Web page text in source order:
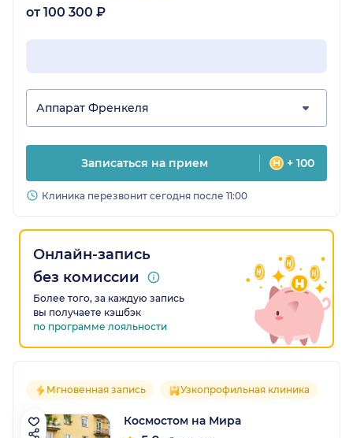
от 100 300 ₽
Аппарат Френкеля
Записаться на прием + 100
Клиника перезвонит сегодня после 11:00
Онлайн-запись
без комиссии
Более того, за каждую запись
вы получаете кэшбэк
по программе лояльности
Мгновенная запись Узкопрофильная клиника
Космостом на Мира